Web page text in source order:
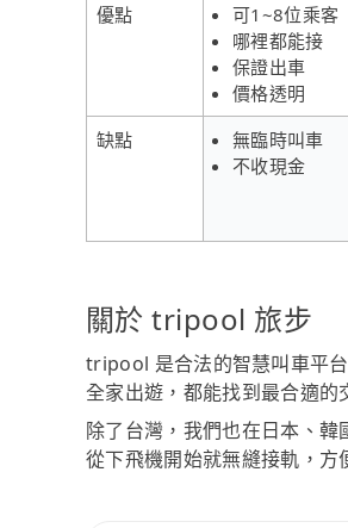
優點
可1~8位乘客
哪裡都能接
保證出車
價格透明
缺點
無臨時叫車
不收現金
關於 tripool 旅步
tripool 是合法的智慧叫車平
全家出遊，都能找到最合適的
除了台灣，我們也在日本、
從下飛機開始就無縫接軌，方